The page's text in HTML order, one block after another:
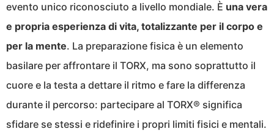
evento unico riconosciuto a livello mondiale. È una vera
e propria esperienza di vita, totalizzante per il corpo e
per la mente. La preparazione fisica è un elemento
basilare per affrontare il TORX, ma sono soprattutto il
cuore e la testa a dettare il ritmo e fare la differenza
durante il percorso: partecipare al TORX® significa
sfidare se stessi e ridefinire i propri limiti fisici e mentali.